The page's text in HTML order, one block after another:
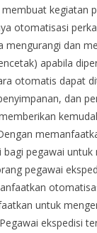
kegiatan
otomatisasi
dan
apabila
otomatis dapat
dan
pegawai
pegawai
untuk
ekspedisi